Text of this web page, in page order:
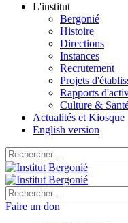
L'institut
Bergonié
Histoire
Directions
Instances
Recrutement
Projets
Rapports
Culture &
Actualités et Kiosque
English version
Rechercher :
Rechercher :
Faire un don